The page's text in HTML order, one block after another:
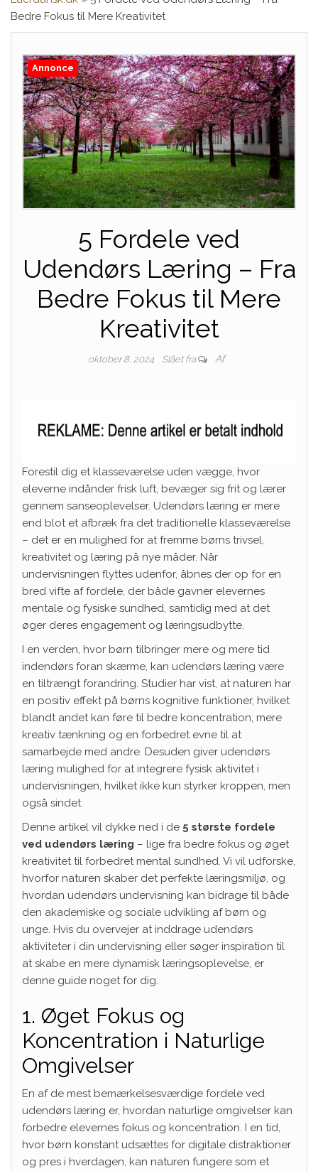
Bedre Fokus til Mere Kreativitet
Annonce
5 Fordele ved
Udendørs Læring – Fra
Bedre Fokus til Mere
Kreativitet
oktober 8, 2024 Slået fra Af
Forestil dig et klasseværelse uden vægge, hvor
eleverne indånder frisk luft, bevæger sig frit og lærer
gennem sanseoplevelser. Udendørs læring er mere
end blot et afbræk fra det traditionelle klasseværelse
– det er en mulighed for at fremme børns trivsel,
kreativitet og læring på nye måder. Når
undervisningen flyttes udenfor, åbnes der op for en
bred vifte af fordele, der både gavner elevernes
mentale og fysiske sundhed, samtidig med at det
øger deres engagement og læringsudbytte.
I en verden, hvor børn tilbringer mere og mere tid
indendørs foran skærme, kan udendørs læring være
en tiltrængt forandring. Studier har vist, at naturen har
en positiv effekt på børns kognitive funktioner, hvilket
blandt andet kan føre til bedre koncentration, mere
kreativ tænkning og en forbedret evne til at
samarbejde med andre. Desuden giver udendørs
læring mulighed for at integrere fysisk aktivitet i
undervisningen, hvilket ikke kun styrker kroppen, men
også sindet.
Denne artikel vil dykke ned i de 5 største fordele
ved udendørs læring – lige fra bedre fokus og øget
kreativitet til forbedret mental sundhed. Vi vil udforske,
hvorfor naturen skaber det perfekte læringsmiljø, og
hvordan udendørs undervisning kan bidrage til både
den akademiske og sociale udvikling af børn og
unge. Hvis du overvejer at inddrage udendørs
aktiviteter i din undervisning eller søger inspiration til
at skabe en mere dynamisk læringsoplevelse, er
denne guide noget for dig.
1. Øget Fokus og
Koncentration i Naturlige
Omgivelser
En af de mest bemærkelsesværdige fordele ved
udendørs læring er, hvordan naturlige omgivelser kan
forbedre elevernes fokus og koncentration. I en tid,
hvor børn konstant udsættes for digitale distraktioner
og pres i hverdagen, kan naturen fungere som et